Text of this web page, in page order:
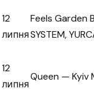
12
липня
Feels Garden
SYSTEM,
12
липня
Queen — Kyiv